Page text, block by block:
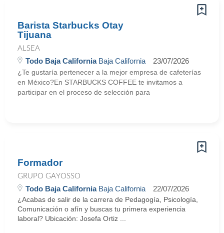
Barista Starbucks Otay
Tijuana
ALSEA
Todo Baja CaliforniaBaja California 23/07/2026
¿Te gustaría pertenecer a la mejor empresa de cafeterías
en México?En STARBUCKS COFFEE te invitamos a
participar en el proceso de selección para
Formador
GRUPO GAYOSSO
Todo Baja CaliforniaBaja California 22/07/2026
¿Acabas de salir de la carrera de Pedagogía, Psicología,
Comunicación o afín y buscas tu primera experiencia
laboral? Ubicación: Josefa Ortiz ...